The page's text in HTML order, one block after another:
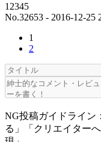
12345
No.32653 - 2016-12-25
1
2
NG投稿ガイドライン
る」「クリエイター